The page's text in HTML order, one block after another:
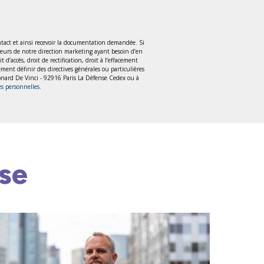
et ainsi recevoir la documentation demandée. Si
de notre direction marketing ayant besoin d’en
droit de rectification, droit à l’effacement
définir des directives générales ou particulières
De Vinci - 92916 Paris La Défense Cedex ou à
personnelles